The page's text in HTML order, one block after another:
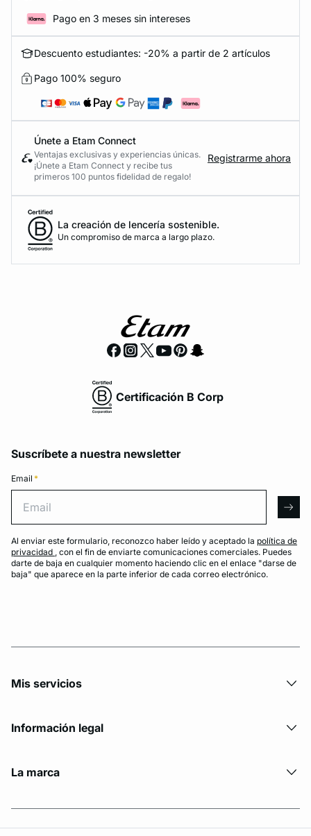
Pago en 3 meses sin intereses
Descuento estudiantes: -20% a partir de 2 artículos
Pago 100% seguro
Únete a Etam Connect
Ventajas exclusivas y experiencias únicas.
¡Únete a Etam Connect y recibe tus
primeros 100 puntos fidelidad de regalo!
Registrarme ahora
La creación de lencería sostenible.
Un compromiso de marca a largo plazo.
Certificación B Corp
Suscríbete a nuestra newsletter
Email *
Al enviar este formulario, reconozco haber leído y aceptado la política de
privacidad , con el fin de enviarte comunicaciones comerciales. Puedes
darte de baja en cualquier momento haciendo clic en el enlace "darse de
baja" que aparece en la parte inferior de cada correo electrónico.
Mis servicios
Información legal
La marca